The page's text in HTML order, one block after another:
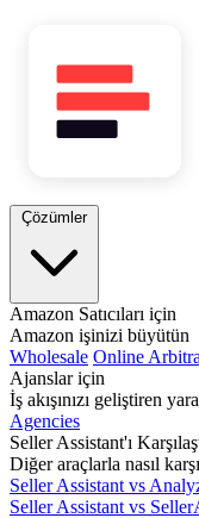
Çözümler
Amazon Satıcıları için
Amazon işinizi büyütün
Wholesale Online
Ajanslar için
İş akışınızı geliştiren
Agencies
Seller Assistant'ı
Diğer araçlarla nasıl
Seller Assistant vs
Seller Assistant vs